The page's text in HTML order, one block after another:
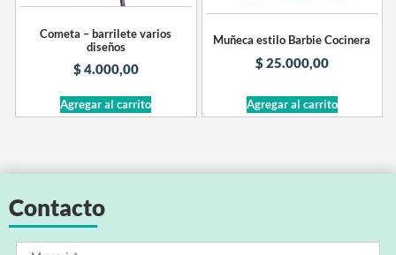
Cometa – barrilete varios
diseños
$4.000,00
Agregar al carrito
Muñeca estilo Barbie Cocinera
$25.000,00
Agregar al carrito
Contacto